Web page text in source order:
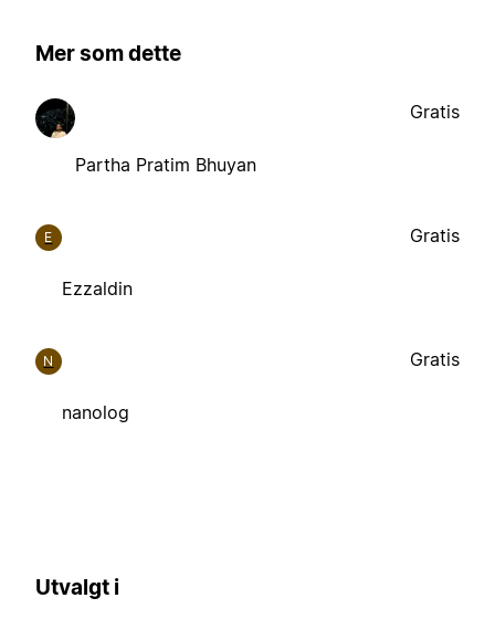
Mer som dette
Partha Pratim Bhuyan
Gratis
E
Ezzaldin
Gratis
N
nanolog
Gratis
Utvalgt i